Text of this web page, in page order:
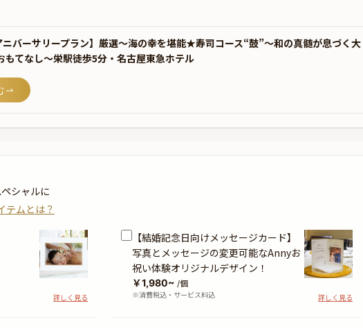
バーサリープラン】厳選〜海の幸を堪能★寿司コース“鼓”〜和の真髄が息づく大
てなし〜栄駅徒歩5分・名古屋東急ホテル
シャルに
テムとは？
詳しく見る
【結婚記念日向けメッセージカード】
写真とメッセージの変更可能なAnnyお
祝い体験オリジナルデザイン！
￥1,980~ /個
※消費税込・サービス料込
詳しく見る